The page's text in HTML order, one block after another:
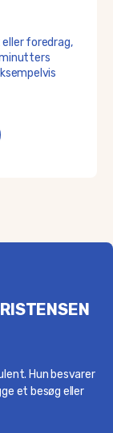
foredrag,
Hun besvarer
et besøg eller